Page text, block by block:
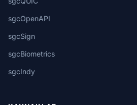
sgcOpenAPI
sgcSign
sgcBiometrics
sgcIndy